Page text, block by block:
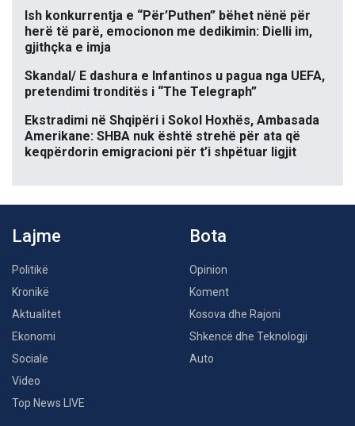
Ish konkurrentja e “Për’Puthen” bëhet nënë për
herë të parë, emocionon me dedikimin: Dielli im,
gjithçka e imja
Skandal/ E dashura e Infantinos u pagua nga UEFA,
pretendimi tronditës i “The Telegraph”
Ekstradimi në Shqipëri i Sokol Hoxhës, Ambasada
Amerikane: SHBA nuk është strehë për ata që
keqpërdorin emigracioni për t’i shpëtuar ligjit
Lajme
Politikë
Kronikë
Aktualitet
Ekonomi
Sociale
Video
Top News LIVE
Bota
Opinion
Koment
Kosova dhe Rajoni
Shkencë dhe Teknologji
Auto